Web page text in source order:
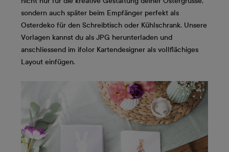
sondern auch später beim Empfänger perfekt als
Osterdeko für den Schreibtisch oder Kühlschrank. Unsere
Vorlagen kannst du als JPG herunterladen und
anschliessend im ifolor Kartendesigner als vollflächiges
Layout einfügen.